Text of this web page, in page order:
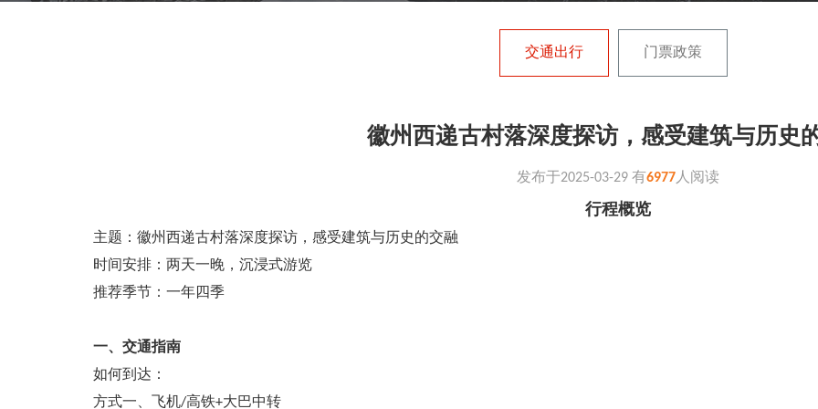
交通出行 门票政策
徽州西递古村落深度探访，感受建筑与历史
发布于2025-03-29 有6977人阅读
行程概览
主题：徽州西递古村落深度探访，感受建筑与历史的交融
时间安排：两天一晚，沉浸式游览
推荐季节：一年四季
一、交通指南
如何到达：
方式一、飞机/高铁+大巴中转